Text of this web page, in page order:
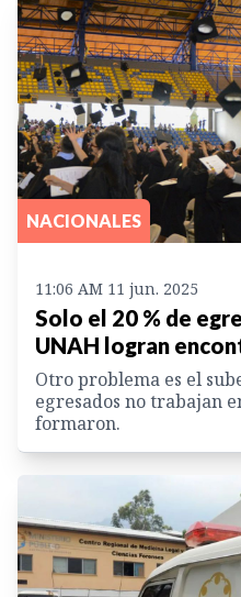
NACIONALES
11:06 AM 11 jun. 2025
Solo el 20 % de
UNAH logran
Otro problema es el
egresados no trabajan
formaron.